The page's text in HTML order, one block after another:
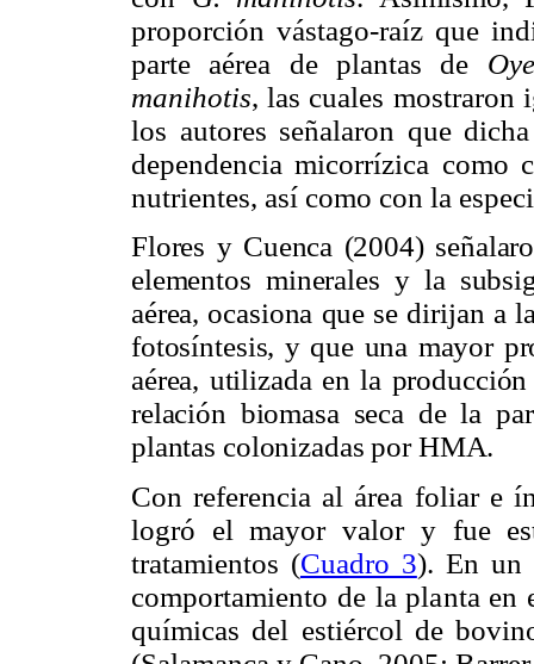
proporción vástago-raíz que
parte aérea de plantas de
manihotis, las cuales mostraron
los autores señalaron que
dependencia micorrízica como
nutrientes, así como con la
Flores y Cuenca (2004)
elementos minerales y la
aérea, ocasiona que se dirijan a
fotosíntesis, y que una mayor
aérea, utilizada en la
relación biomasa seca de la
plantas colonizadas por HMA.
Con referencia al área foliar e
logró el mayor valor y fue
tratamientos (Cuadro 3). En un
comportamiento de la planta en
químicas del estiércol de